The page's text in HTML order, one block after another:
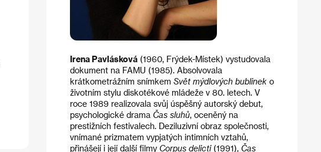
Irena Pavlásková(1960, Frýdek-Místek) vystudovala
dokument na FAMU (1985). Absolvovala
krátkometrážním snímkem Svět mýdlových bublineko
životním stylu diskotékové mládeže v 80. letech. V
roce 1989 realizovala svůj úspěšný autorský debut,
psychologické drama Čas sluhů, oceněný na
prestižních festivalech. Deziluzivní obraz společnosti,
vnímané prizmatem vypjatých intimních vztahů,
přinášejí i její další filmy Corpus delicti(1991), Čas